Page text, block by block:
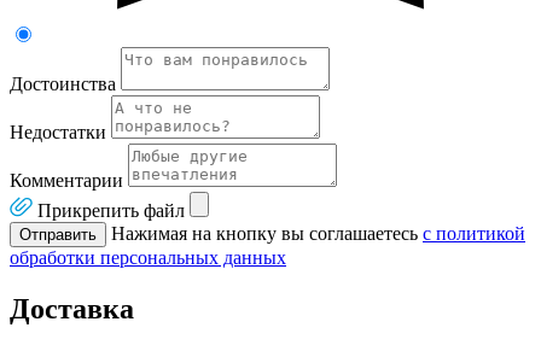
Достоинства
Недостатки
Комментарии
Прикрепить файл
Отправить Нажимая на кнопку вы соглашаетесь с политикой
обработки персональных данных
Доставка